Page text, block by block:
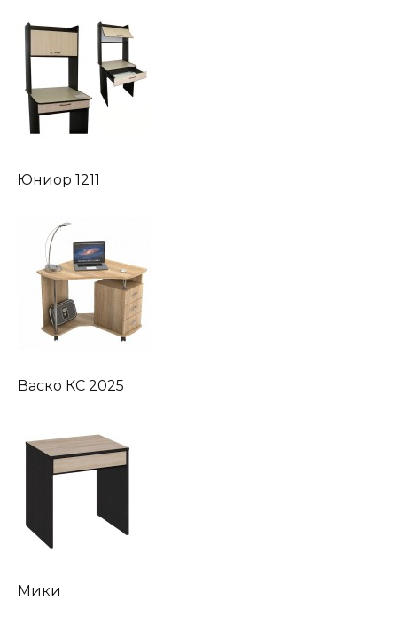
Юниор 1211
Васко КС 2025
Мики